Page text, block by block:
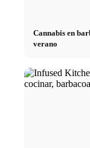
Cannabis en
verano